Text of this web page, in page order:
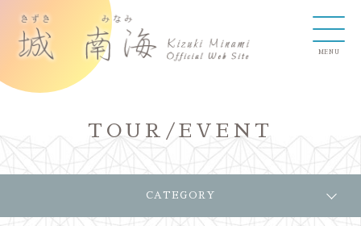
TOUR/EVENT
CATEGORY